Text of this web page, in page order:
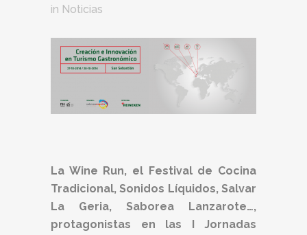
in Noticias
La Wine Run, el Festival de Cocina
Tradicional, Sonidos Líquidos, Salvar
La Geria, Saborea Lanzarote…,
protagonistas en las I Jornadas